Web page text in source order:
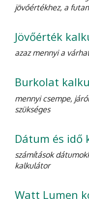
jövőértékhez, a
Jövőérték
azaz mennyi a
Burkolat
mennyi csempe,
szükséges
Dátum és idő
számítások
kalkulátor
Watt Lumen